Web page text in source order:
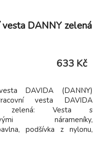
vesta DANNY zelená
633 Kč
DAVIDA (DANNY)
vesta DAVIDA
zelená: Vesta s
nárameníky,
podšívka z nylonu,